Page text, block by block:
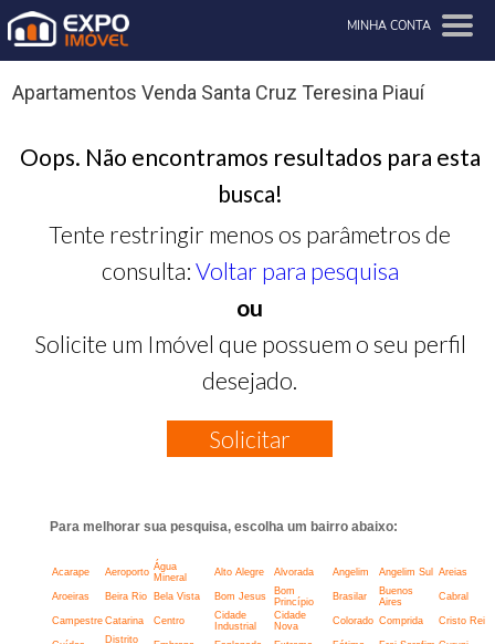
MINHA CONTA
Apartamentos Venda Santa Cruz Teresina Piauí
Oops. Não encontramos resultados para esta
busca!
Tente restringir menos os parâmetros de
consulta: Voltar para pesquisa
ou
Solicite um Imóvel que possuem o seu perfil
desejado.
Solicitar
Para melhorar sua pesquisa, escolha um bairro abaixo:
Acarape Aeroporto Água
Mineral
Alto Alegre Alvorada Angelim Angelim Sul Areias
Aroeiras Beira Rio Bela Vista Bom Jesus
Bom
Princípio
Brasilar
Buenos
Aires
Cabral
Campestre Catarina Centro
Cidade
Industrial
Cidade
Nova
Colorado Comprida Cristo Rei
Distrito